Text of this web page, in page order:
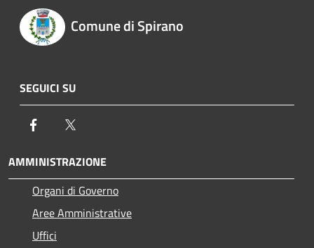
Comune di Spirano
SEGUICI SU
Facebook
AMMINISTRAZIONE
Organi di Governo
Aree Amministrative
Uffici